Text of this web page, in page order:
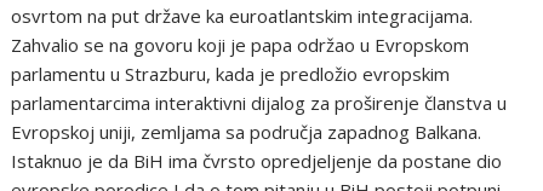
osvrtom na put države ka euroatlantskim integracijama.
Zahvalio se na govoru koji je papa održao u Evropskom
parlamentu u Strazburu, kada je predložio evropskim
parlamentarcima interaktivni dijalog za proširenje članstva u
Evropskoj uniji, zemljama sa područja zapadnog Balkana.
Istaknuo je da BiH ima čvrsto opredjeljenje da postane dio